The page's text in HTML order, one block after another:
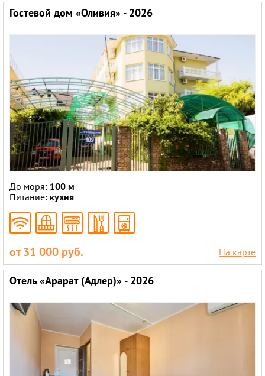
Гостевой дом «Оливия» - 2026
До моря: 100 м
Питание: кухня
от 31 000 руб. На карте
Отель «Арарат (Адлер)» - 2026